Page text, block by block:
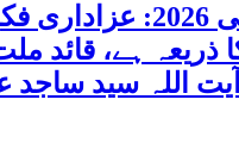
اربعین حسینی 2026:
ذریعہ ہے، قائد
آیت اللہ سید ساجد